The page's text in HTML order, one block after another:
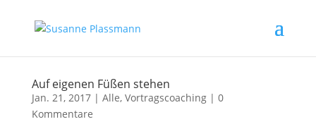
Auf eigenen Füßen stehen
Jan. 21, 2017| Alle, Vortragscoaching| 0
Kommentare